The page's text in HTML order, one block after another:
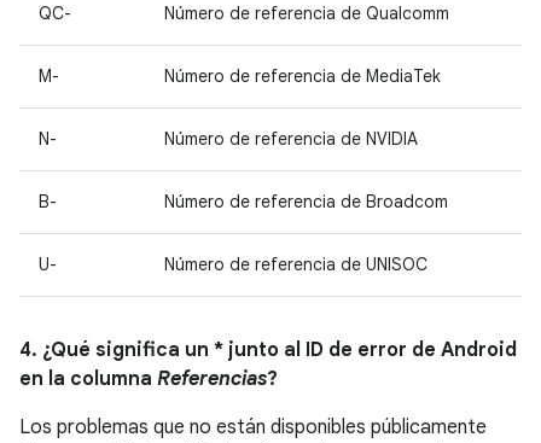
QC- Número de referencia de Qualcomm
M- Número de referencia de MediaTek
N- Número de referencia de NVIDIA
B- Número de referencia de Broadcom
U- Número de referencia de UNISOC
4. ¿Qué significa un * junto al ID de error de Android
en la columna Referencias?
Los problemas que no están disponibles públicamente